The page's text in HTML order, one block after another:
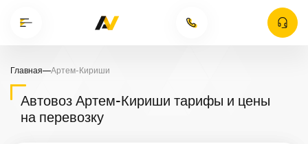
Главная—Артем-Кириши
Автовоз Артем-Кириши тарифы и цены
на перевозку